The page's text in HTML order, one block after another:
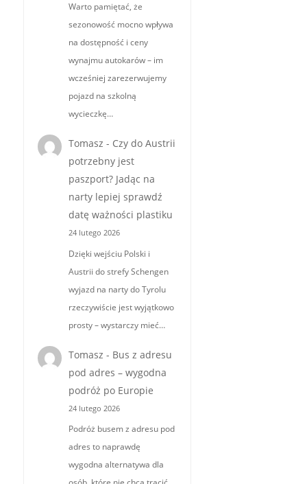
Warto pamiętać, że
sezonowość mocno wpływa
na dostępność i ceny
wynajmu autokarów – im
wcześniej zarezerwujemy
pojazd na szkolną
wycieczkę…
Tomasz - Czy do Austrii
potrzebny jest
paszport? Jadąc na
narty lepiej sprawdź
datę ważności plastiku
24 lutego 2026
Dzięki wejściu Polski i
Austrii do strefy Schengen
wyjazd na narty do Tyrolu
rzeczywiście jest wyjątkowo
prosty – wystarczy mieć…
Tomasz - Bus z adresu
pod adres – wygodna
podróż po Europie
24 lutego 2026
Podróż busem z adresu pod
adres to naprawdę
wygodna alternatywa dla